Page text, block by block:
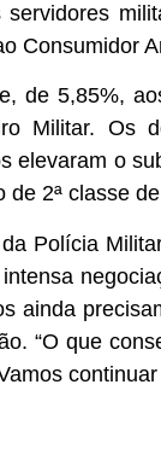
Consumidor
de 5,85%,
Militar. Os
elevaram o
2ª classe
Polícia
ainda
“O que